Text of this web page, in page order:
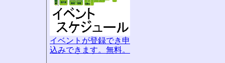
イベントが登録でき申
込みできます。無料。